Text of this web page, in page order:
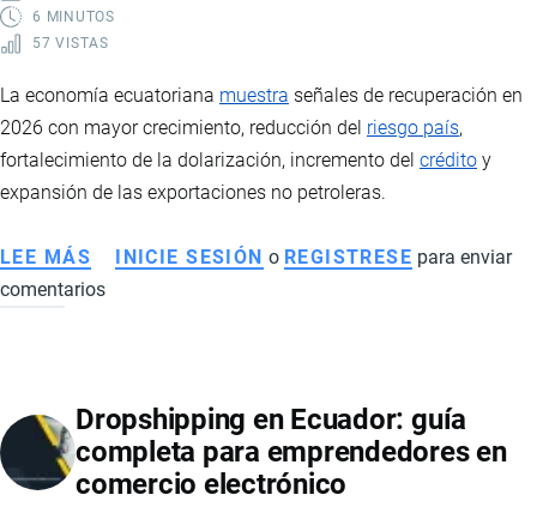
Y
PAÍSES
IMPORTACIÓN
6 MINUTOS
57 VISTAS
La economía ecuatoriana muestra señales de recuperación en
2026 con mayor crecimiento, reducción del riesgo país,
fortalecimiento de la dolarización, incremento del crédito y
expansión de las exportaciones no petroleras.
LEE MÁS SOBRE
ECONOMÍA
2026:
SEÑALES
DE
INICIE SESIÓN o REGISTRESE para enviar
comentarios
Dropshipping en Ecuador: guía
completa para emprendedores en
comercio electrónico